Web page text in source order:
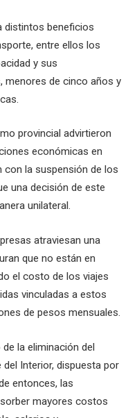
distintos beneficios
entre ellos los
y sus
menores de cinco años y
provincial advirtieron
económicas en
con la suspensión de los
una decisión de este
unilateral.
atraviesan una
que no están en
el costo de los viajes
vinculadas a estos
de pesos mensuales.
la eliminación del
Interior, dispuesta por
entonces, las
mayores costos